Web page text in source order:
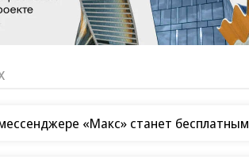
«Макс» станет бесплатным